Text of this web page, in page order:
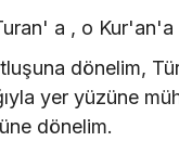
a , o
dönelim,
yer yüzüne
dönelim.